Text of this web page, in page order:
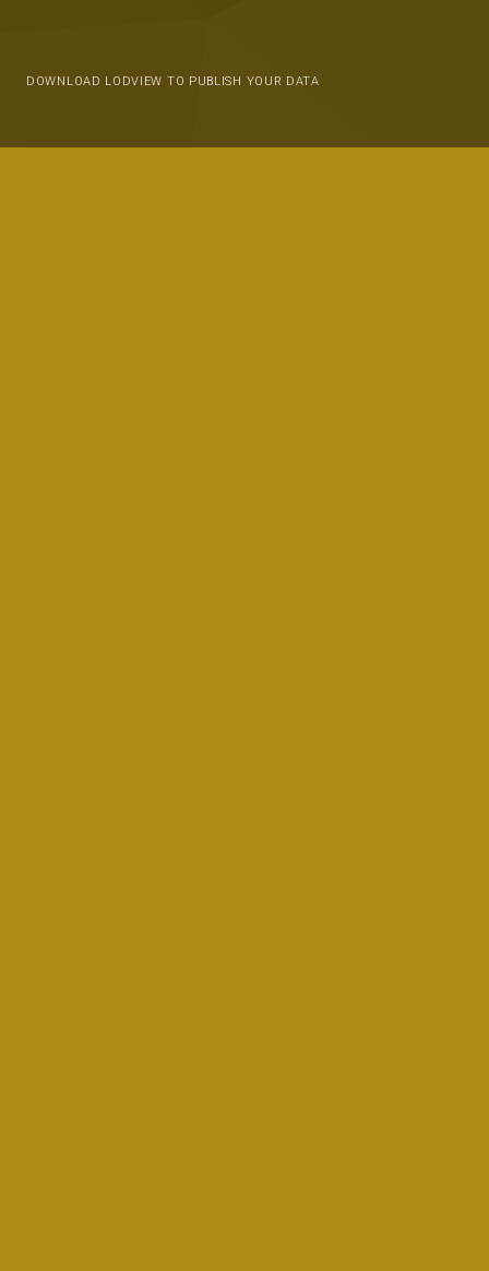
DOWNLOAD LODVIEW TO PUBLISH YOUR DATA